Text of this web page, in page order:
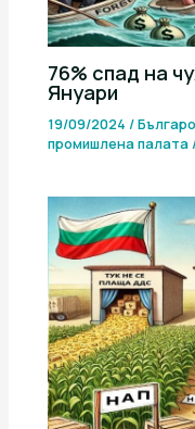
76% спад на
Януари
19/09/2024/
промишлена палaта